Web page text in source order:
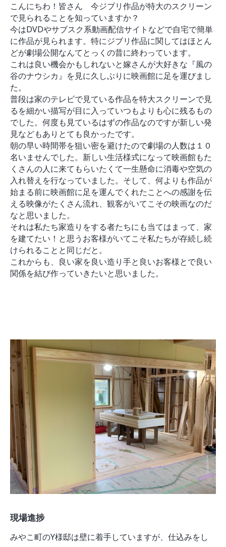
こんにちわ！皆さん 今ジブリ作品が特大のスクリーン
で見られることを知っていますか？
今はDVDやサブスク系動画配信サイトなどで自宅で簡単
に作品が見られます。特にジブリ作品に関してはほとん
どが劇場公開なんてとっくの昔に終わっています。
これは良い機会かもしれないと嫁さんが大好きな『風の
谷のナウシカ』を見に久しぶりに映画館に足を運びまし
た。
普段は家のテレビで見ている作品を特大スクリーンで見
るを細かい描写が目に入っていつもよりも心に残るもの
でした。何度も見ているはずの作品なのですが新しい発
見などもありとても良かったです。
朝の早い時間帯を狙い密を避けたので劇場の人数は１０
名いませんでした。新しい生活様式になって映画館もた
くさんの人に来てもらいたくて一生懸命に消毒や空気の
入れ替えを行なっていました。そして、何よりも作品が
始まる前に映画館に足を運んでくれたことへの感謝を伝
える映像がたくさん流れ、観客がいてこその映画なのだ
なと思いました。
それは私たち家造りをする者たちにも当てはまって、家
を建てたい！と思うお客様がいてこそ私たちが存続し続
けられることと同じだと。
これからも、良い家を良い造り手と良いお客様とで良い
関係を結び作っていきたいと思いました。
現場進捗
みやこ町のY様邸は壁に着手していますが、仕込みをし